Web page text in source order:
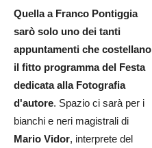
Quella a Franco Pontiggia
sarò solo uno dei tanti
appuntamenti che costellano
il fitto programma del Festa
dedicata alla Fotografia
d'autore. Spazio ci sarà per i
bianchi e neri magistrali di
Mario Vidor, interprete del